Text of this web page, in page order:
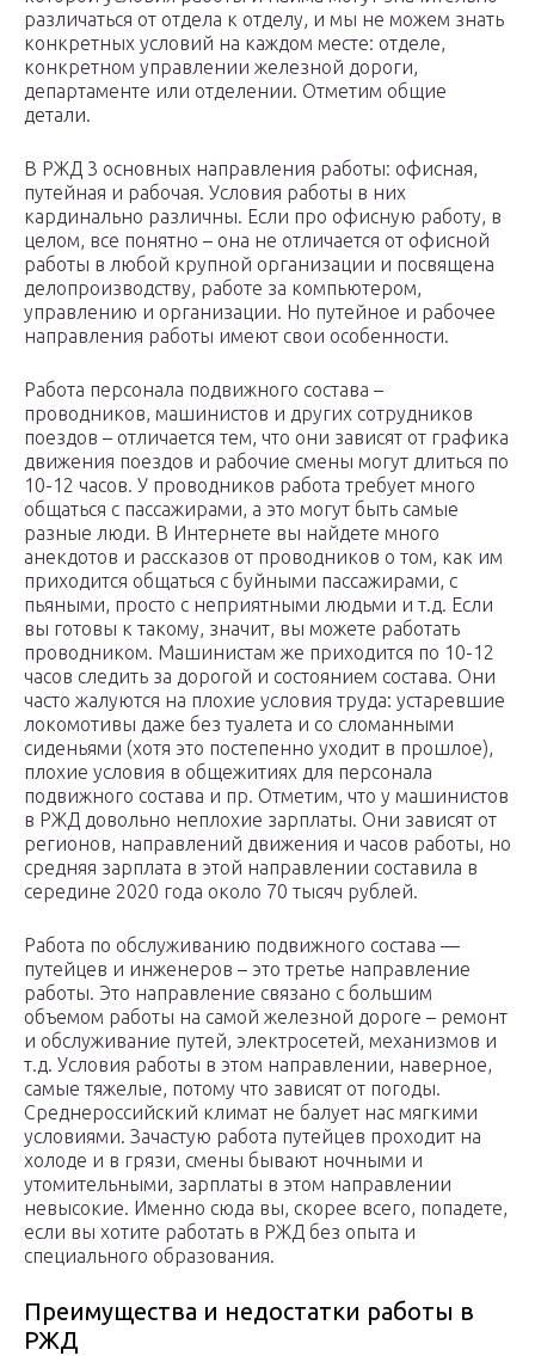
различаться от отдела к отделу, и мы не можем знать
конкретных условий на каждом месте: отделе,
конкретном управлении железной дороги,
департаменте или отделении. Отметим общие
детали.
В РЖД 3 основных направления работы: офисная,
путейная и рабочая. Условия работы в них
кардинально различны. Если про офисную работу, в
целом, все понятно – она не отличается от офисной
работы в любой крупной организации и посвящена
делопроизводству, работе за компьютером,
управлению и организации. Но путейное и рабочее
направления работы имеют свои особенности.
Работа персонала подвижного состава –
проводников, машинистов и других сотрудников
поездов – отличается тем, что они зависят от графика
движения поездов и рабочие смены могут длиться по
10-12 часов. У проводников работа требует много
общаться с пассажирами, а это могут быть самые
разные люди. В Интернете вы найдете много
анекдотов и рассказов от проводников о том, как им
приходится общаться с буйными пассажирами, с
пьяными, просто с неприятными людьми и т.д. Если
вы готовы к такому, значит, вы можете работать
проводником. Машинистам же приходится по 10-12
часов следить за дорогой и состоянием состава. Они
часто жалуются на плохие условия труда: устаревшие
локомотивы даже без туалета и со сломанными
сиденьями (хотя это постепенно уходит в прошлое),
плохие условия в общежитиях для персонала
подвижного состава и пр. Отметим, что у машинистов
в РЖД довольно неплохие зарплаты. Они зависят от
регионов, направлений движения и часов работы, но
средняя зарплата в этой направлении составила в
середине 2020 года около 70 тысяч рублей.
Работа по обслуживанию подвижного состава —
путейцев и инженеров – это третье направление
работы. Это направление связано с большим
объемом работы на самой железной дороге – ремонт
и обслуживание путей, электросетей, механизмов и
т.д. Условия работы в этом направлении, наверное,
самые тяжелые, потому что зависят от погоды.
Среднероссийский климат не балует нас мягкими
условиями. Зачастую работа путейцев проходит на
холоде и в грязи, смены бывают ночными и
утомительными, зарплаты в этом направлении
невысокие. Именно сюда вы, скорее всего, попадете,
если вы хотите работать в РЖД без опыта и
специального образования.
Преимущества и недостатки работы в
РЖД